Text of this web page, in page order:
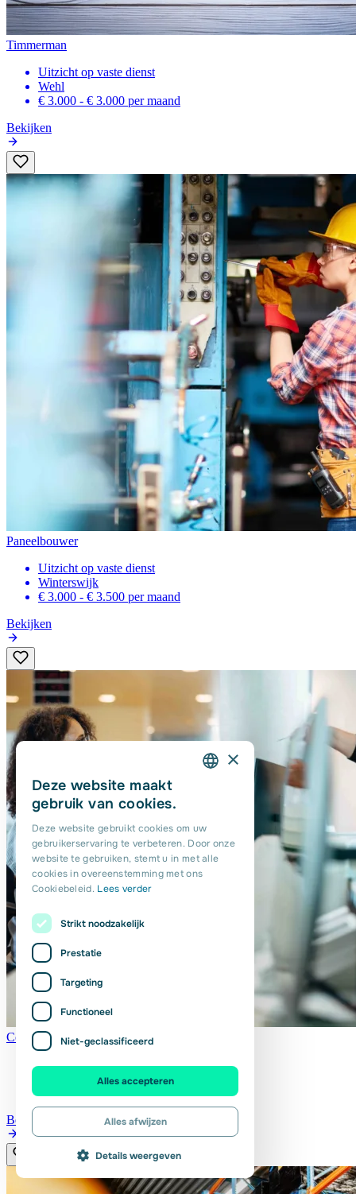
Timmerman
Uitzicht op vaste dienst
Wehl
€ 3.000 - € 3.000 per maand
Bekijken
Paneelbouwer
Uitzicht op vaste dienst
Winterswijk
€ 3.000 - € 3.500 per maand
Bekijken
Consultant Werving en Selectie
Uitzicht op vaste dienst
€ 3.500 - € 4.500 per maand
Bekijken
PORTUGUESE
POLISH
×
Deze website maakt
gebruik van cookies.
Deze website gebruikt cookies om uw
gebruikerservaring te verbeteren. Door onze
website te gebruiken, stemt u in met alle
cookies in overeenstemming met ons
Cookiebeleid. Lees verder
Strikt noodzakelijk
Prestatie
Targeting
Functioneel
Niet-geclassificeerd
Alles accepteren
Alles afwijzen
Details weergeven